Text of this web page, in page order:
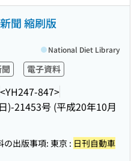
聞 縮刷版
電子資料
<YH247-847>
)-21453号 (平成20年10月
National Diet Library
の出版事項: 東京 : 日刊自動車